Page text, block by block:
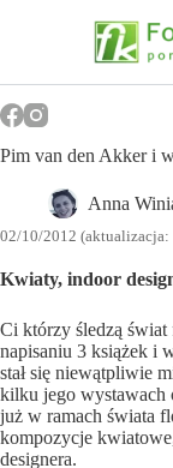
Pim van den Akker i
Anna
02/10/2012
Kwiaty, indoor
Ci którzy śledzą
napisaniu 3 książek i
stał się niewątpliwie
kilku jego wystawach
już w ramach świata
kompozycje
designera.